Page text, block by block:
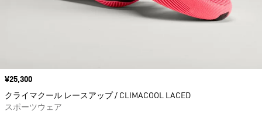
価格
¥25,300
クライマクール レースアップ / CLIMACOOL LACED
スポーツウェア